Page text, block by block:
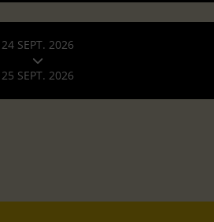
24 SEPT. 2026
25 SEPT. 2026